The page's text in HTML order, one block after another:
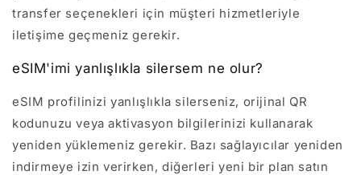
transfer seçenekleri için müşteri hizmetleriyle
iletişime geçmeniz gerekir.
eSIM'imi yanlışlıkla silersem ne olur?
eSIM profilinizi yanlışlıkla silerseniz, orijinal QR
kodunuzu veya aktivasyon bilgilerinizi kullanarak
yeniden yüklemeniz gerekir. Bazı sağlayıcılar yeniden
indirmeye izin verirken, diğerleri yeni bir plan satın